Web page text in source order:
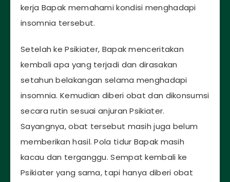
kerja Bapak memahami kondisi menghadapi
insomnia tersebut.
Setelah ke Psikiater, Bapak menceritakan
kembali apa yang terjadi dan dirasakan
setahun belakangan selama menghadapi
insomnia. Kemudian diberi obat dan dikonsumsi
secara rutin sesuai anjuran Psikiater.
Sayangnya, obat tersebut masih juga belum
memberikan hasil. Pola tidur Bapak masih
kacau dan terganggu. Sempat kembali ke
Psikiater yang sama, tapi hanya diberi obat